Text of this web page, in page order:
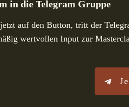
in die Telegram Gruppe
auf den Button, tritt der
wertvollen Input zur